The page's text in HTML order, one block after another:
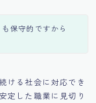
保守的ですから
ける社会に対応でき
定した職業に見切り